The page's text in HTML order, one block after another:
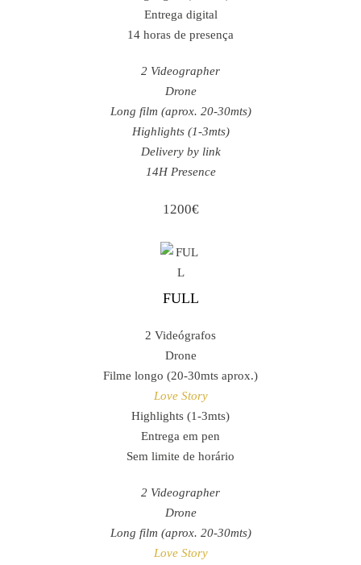
Entrega digital
14 horas de presença
2 Videographer
Drone
Long film (aprox. 20-30mts)
Highlights (1-3mts)
Delivery by link
14H Presence
1200€
FULL
2 Videógrafos
Drone
Filme longo (20-30mts aprox.)
Love Story
Highlights (1-3mts)
Entrega em pen
Sem limite de horário
2 Videographer
Drone
Long film (aprox. 20-30mts)
Love Story